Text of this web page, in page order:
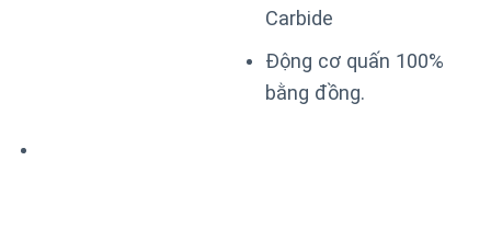
Carbide
Động cơ quấn 100%
bằng đồng.